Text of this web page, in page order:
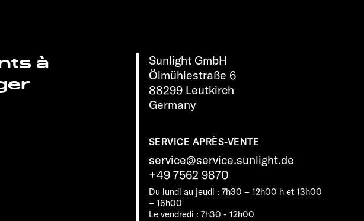
Sunlight GmbH
Ölmühlestraße 6
88299 Leutkirch
Germany
SERVICE APRÈS-VENTE
service@service.sunlight.de
+49 7562 9870
Du lundi au jeudi : 7h30 – 12h00 h et 13h00
– 16h00
Le vendredi : 7h30 - 12h00
à